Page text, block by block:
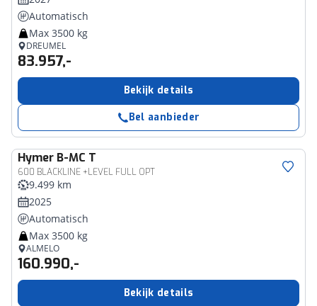
Automatisch
Max 3500 kg
DREUMEL
83.957,-
Bekijk details
Bel aanbieder
Hymer B-MC T
600 BLACKLINE +LEVEL FULL OPT
9.499 km
2025
Automatisch
Max 3500 kg
ALMELO
160.990,-
Bekijk details